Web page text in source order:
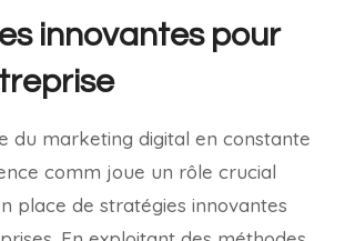
innovantes pour
du marketing digital en constante
comm joue un rôle crucial
place de stratégies innovantes